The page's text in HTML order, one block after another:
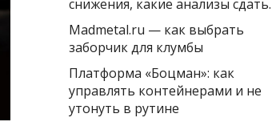
снижения, какие анализы сдать.
Madmetal.ru — как выбрать
заборчик для клумбы
Платформа «Боцман»: как
управлять контейнерами и не
утонуть в рутине